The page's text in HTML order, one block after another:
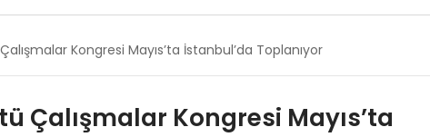
Kongresi Mayıs’ta İstanbul’da Toplanıyor
Çalışmalar Kongresi Mayıs’ta